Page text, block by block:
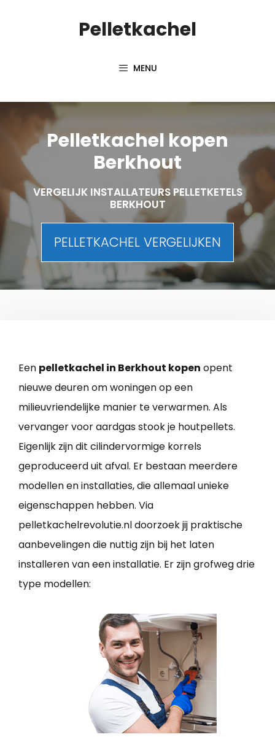
Pelletkachel
MENU
Pelletkachel kopen
Berkhout
VERGELIJK INSTALLATEURS PELLETKETELS
BERKHOUT
PELLETKACHEL VERGELIJKEN
Een pelletkachel in Berkhout kopen opent
nieuwe deuren om woningen op een
milieuvriendelijke manier te verwarmen. Als
vervanger voor aardgas stook je houtpellets.
Eigenlijk zijn dit cilindervormige korrels
geproduceerd uit afval. Er bestaan meerdere
modellen en installaties, die allemaal unieke
eigenschappen hebben. Via
pelletkachelrevolutie.nl doorzoek jij praktische
aanbevelingen die nuttig zijn bij het laten
installeren van een installatie. Er zijn grofweg drie
type modellen: